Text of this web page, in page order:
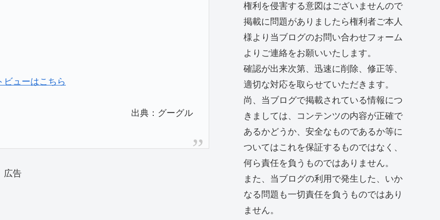
ビューはこちら
出典：グーグル
広告
権利を侵害する意図はございませんので
掲載に問題がありましたら権利者ご本人
様より当ブログのお問い合わせフォーム
よりご連絡をお願いいたします。
確認が出来次第、迅速に削除、修正等、
適切な対応を取らせていただきます。
尚、当ブログで掲載されている情報につ
きましては、コンテンツの内容が正確で
あるかどうか、安全なものであるか等に
ついてはこれを保証するものではなく、
何ら責任を負うものではありません。
また、当ブログの利用で発生した、いか
なる問題も一切責任を負うものではあり
ません。